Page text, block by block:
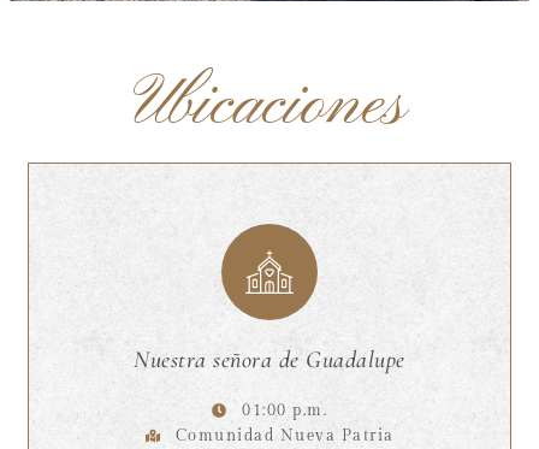
Ubicaciones
Nuestra señora de Guadalupe
01:00 p.m.
Comunidad Nueva Patria